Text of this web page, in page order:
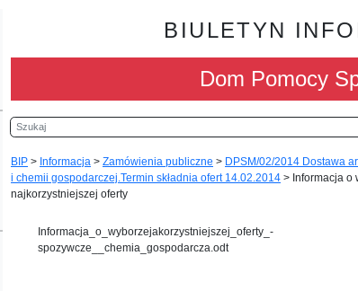
BIULETYN
Dom Pomocy
Szukaj
BIP > Informacja > Zamówienia publiczne > DPSM/02/2014 Dostawa
i chemii gospodarczej.Termin składnia ofert 14.02.2014 > Informacja o
najkorzystniejszej oferty
Informacja_o_wyborzejakorzystniejszej_oferty_-
spozywcze__chemia_gospodarcza.odt